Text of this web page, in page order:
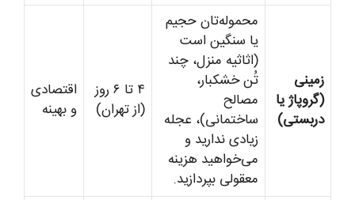
زمینی
(گروپاژ یا
دربستی)
محموله‌تان حجیم
یا سنگین است
(اثاثیه منزل، چند
تُن خشکبار،
مصالح
ساختمانی)، عجله
زیادی ندارید و
می‌خواهید هزینه
معقولی بپردازید.
۴ تا ۶ روز
(از تهران)
اقتصادی
و بهینه